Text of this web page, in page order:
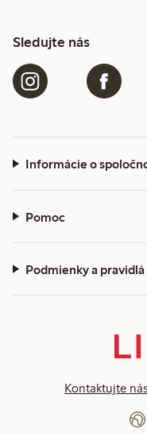
Sledujte nás
Informácie o
Pomoc
Podmienky a pravidlá
Kontaktujte nás